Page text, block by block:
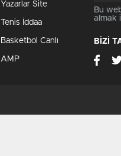
Yazarlar Site
Tenis İddaa
Basketbol Canlı
AMP
Bu
almak
BİZİ